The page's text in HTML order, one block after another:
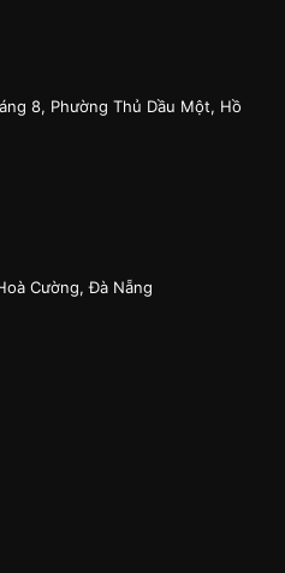
8, Phường Thủ Dầu Một, Hồ
Cường, Đà Nẵng